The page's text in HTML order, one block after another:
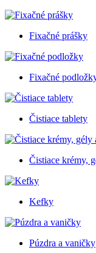
Fixačné prášky
Fixačné
Čistiace tablety
Čistiace krémy,
Kefky
Púzdra a vaničky